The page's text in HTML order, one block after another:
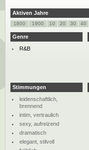
Aktiven Jahre
1800 1900 10 20 30 40
Genre
R&B
Stimmungen
leidenschaftlich,
brennend
intim, vertraulich
sexy, aufreizend
dramatisch
elegant, stilvoll